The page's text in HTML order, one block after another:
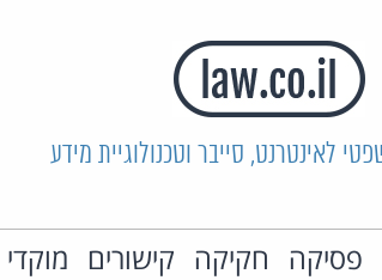
לאינטרנט, סייבר וטכנולוגיית מידע
פסיקה חקיקה קישורים